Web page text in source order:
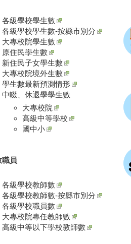
各級學校學生數
各級學校學生數-按縣市別分
大專校院學生數
原住民學生數
新住民子女學生數
大專校院境外生數
學生數最新預測情形
中輟、休退學學生數
大專校院
高級中等學校
國中小
職員
各級學校教師數
各級學校教師數-按縣市別分
各級學校職員數
大專校院專任教師數
高級中等以下學校教師數